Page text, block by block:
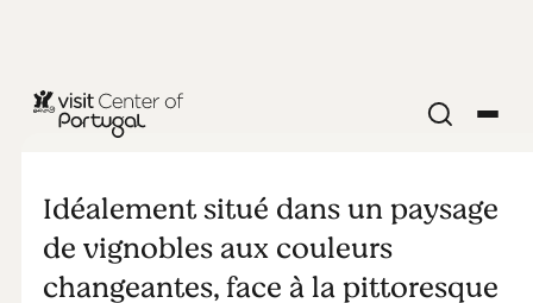
Cas’Amaro
Villa
Idéalement situé dans un paysage
de vignobles aux couleurs
changeantes, face à la pittoresque